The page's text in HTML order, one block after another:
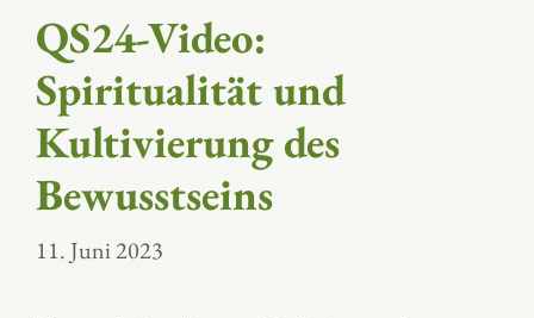
QS24-Video:
Spiritualität und
Kultivierung des
Bewusstseins
11. Juni 2023